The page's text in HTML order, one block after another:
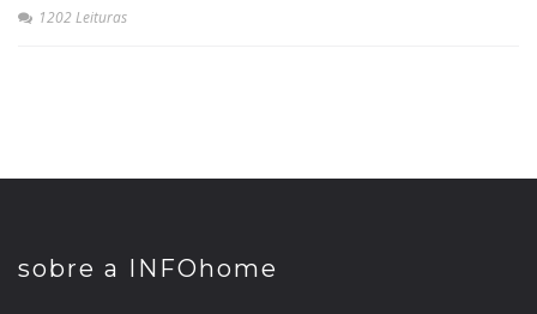
1202 Leituras
sobre a INFOhome